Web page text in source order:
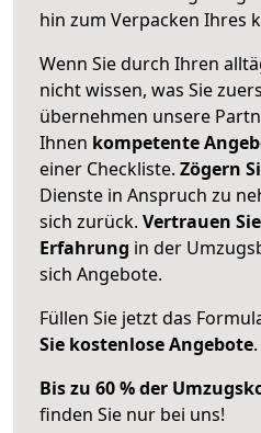
hin zum Verpacken Ihres
Wenn Sie durch Ihren
nicht wissen, was Sie
übernehmen unsere
Ihnen kompetente
einer Checkliste. Zögern
Dienste in Anspruch zu
sich zurück. Vertrauen
Erfahrung in der
sich Angebote.
Füllen Sie jetzt das
Sie kostenlose Angebote.
Bis zu 60 % der
finden Sie nur bei uns!